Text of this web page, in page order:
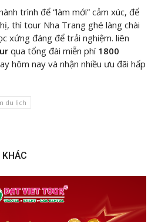
trình để “làm mới” cảm xúc, để
thì tour Nha Trang ghé làng chài
xứng đáng để trải nghiệm. liên
qua tổng đài miễn phí 1800
hôm nay và nhận nhiều ưu đãi hấp
du lịch